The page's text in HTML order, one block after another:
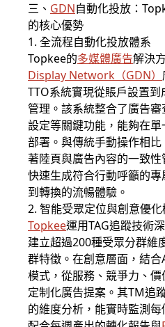
三、 GDN自動化投放：
的核心優勢
1. 全流程自動化投放體系
Topkee的多媒體廣告解決
Display Network（GDN）
TTO系統實現從賬戶設置
管理。該系統整合了廣告
設定等關鍵功能，能夠在
部署。與傳統手動操作相
著陸頁與廣告內容的一致
快速生成符合行動呼籲的
到轉換的流暢體驗。
2. 智能受眾定位與創意優化
Topkee運用TAG追蹤技術
建立超過200種受眾分群維
群特徵。在創意層面，結
模式，從服務、競爭力、
定制化廣告提案。其TM追
的維度分析，能實時監測